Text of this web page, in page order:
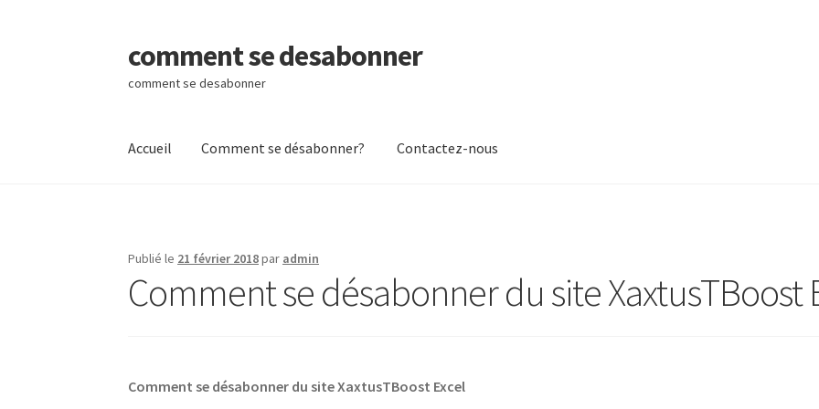
Aller
à
la
Aller
au
contenu
comment se desabonner
comment se desabonner
Accueil Comment se désabonner? Contactez-nous
Publié le 21 février 2018par admin
Comment se désabonner du site XaxtusTBoost
Comment se désabonner du site XaxtusTBoost Excel